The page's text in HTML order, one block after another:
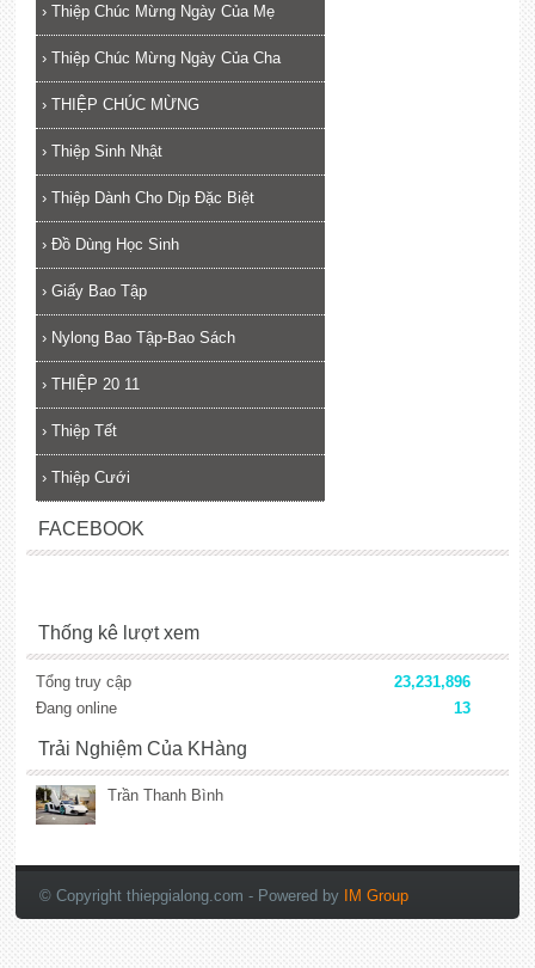
› Thiệp Chúc Mừng Ngày Của Mẹ
› Thiệp Chúc Mừng Ngày Của Cha
› THIỆP CHÚC MỪNG
› Thiệp Sinh Nhật
› Thiệp Dành Cho Dịp Đặc Biệt
› Đồ Dùng Học Sinh
› Giấy Bao Tập
› Nylong Bao Tập-Bao Sách
› THIỆP 20 11
› Thiệp Tết
› Thiệp Cưới
FACEBOOK
Thống kê lượt xem
Tổng truy cập
23,231,896
Đang online
13
Trải Nghiệm Của KHàng
Trần Thanh Bình
© Copyright thiepgialong.com - Powered by IM Group